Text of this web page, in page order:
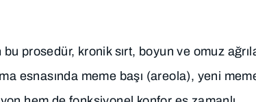
prosedür, kronik sırt, boyun ve omuz
esnasında meme başı (areola), yeni